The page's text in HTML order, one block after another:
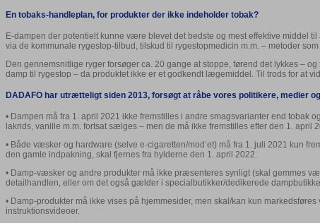
En tobaks-handleplan, for produkter der ikke indeholder tobak?
E-dampen der potentielt kunne være blevet det bedste og mest effektive middel
via de kommunale rygestop-tilbud, tilskud til rygestopmedicin m.m. – metoder
Den gennemsnitlige ryger forsøger ca. 20 gange at stoppe, førend det lykkes –
damp til rygestop – da produktet ikke er et godkendt lægemiddel. Til trods for at
DADAFO har utrætteligt siden 2013, forsøgt at råbe vores politikere, medier
• Dampen må fra 1. april 2021 ikke fremstilles i andre smagsvarianter end
lakrids, vanille m.m. fortsat sælges – men de må ikke fremstilles efter den 1. april
• Både væsker og hardware (selve e-cigaretten/mod’et) må fra 1. juli 2021 kun
den gamle indpakning, skal fjernes fra hylderne den 1. april 2022.
• Damp-væsker og andre produkter må ikke præsenteres synligt (skal gemmes
detailhandlen, eller om det også gælder i specialbutikker/dedikerede
• Damp-produkter må ikke vises på hjemmesider, men skal/kan kun
instruktionsvideoer.